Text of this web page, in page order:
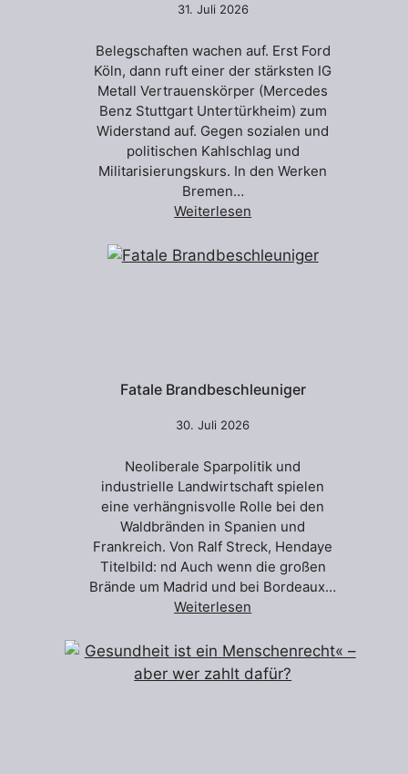
31. Juli 2026
Belegschaften wachen auf. Erst Ford
Köln, dann ruft einer der stärksten IG
Metall Vertrauenskörper (Mercedes
Benz Stuttgart Untertürkheim) zum
Widerstand auf. Gegen sozialen und
politischen Kahlschlag und
Militarisierungskurs. In den Werken
Bremen…
Weiterlesen
Fatale Brandbeschleuniger
30. Juli 2026
Neoliberale Sparpolitik und
industrielle Landwirtschaft spielen
eine verhängnisvolle Rolle bei den
Waldbränden in Spanien und
Frankreich. Von Ralf Streck, Hendaye
Titelbild: nd Auch wenn die großen
Brände um Madrid und bei Bordeaux…
Weiterlesen